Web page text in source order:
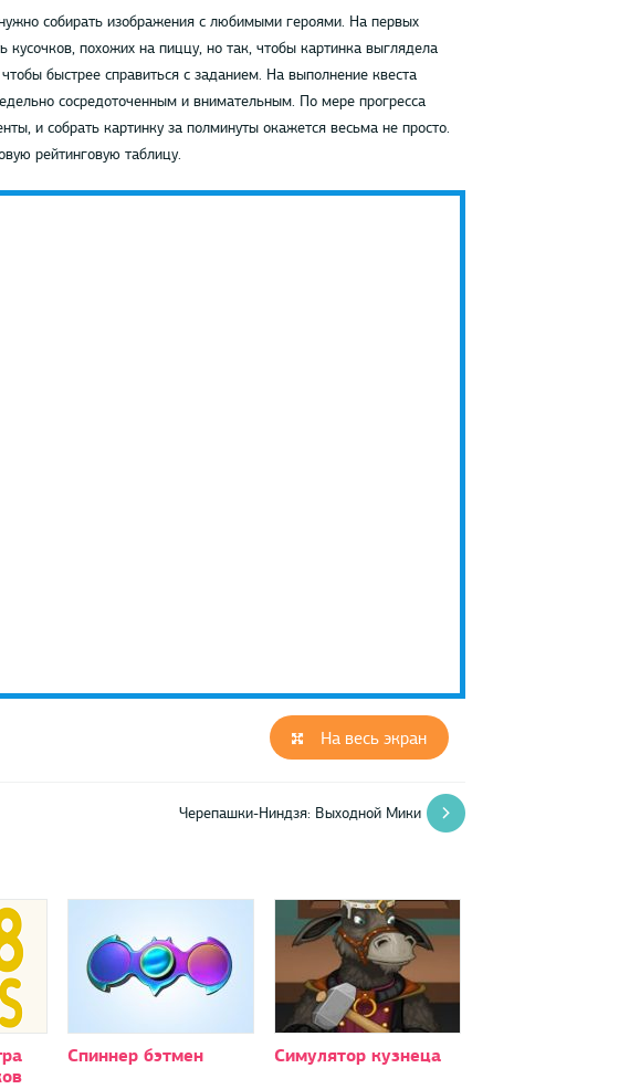
собирать изображения с любимыми героями. На первых
похожих на пиццу, но так, чтобы картинка выглядела
быстрее справиться с заданием. На выполнение квеста
сосредоточенным и внимательным. По мере прогресса
и собрать картинку за полминуты окажется весьма не просто.
рейтинговую таблицу.
На весь экран
Черепашки-Ниндзя: Выходной Мики
Спиннер бэтмен Симулятор кузнеца